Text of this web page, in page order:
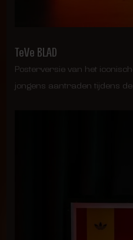
TeVe BLAD
Posterversie van het
jongens aantraden tijdens